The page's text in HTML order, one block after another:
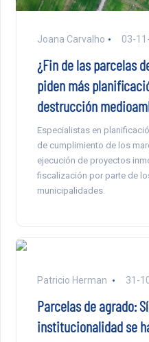
Joana Carvalho 03-
¿Fin de las parcelas
piden más
destrucción
Especialistas en
de cumplimiento de los
ejecución de proyectos
fiscalización por parte de
municipalidades.
Patricio Herman 31-
Parcelas de agrado:
institucionalidad se